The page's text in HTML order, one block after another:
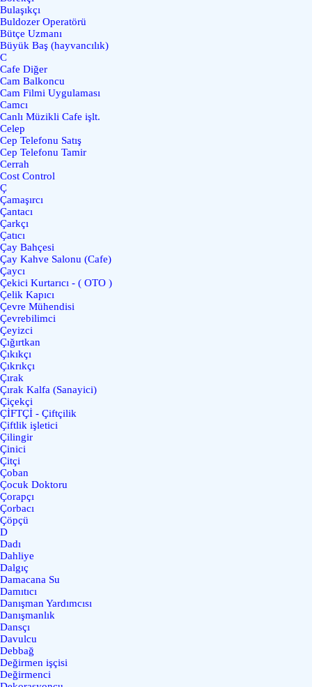
Bulaşıkçı
Buldozer Operatörü
Bütçe Uzmanı
Büyük Baş (hayvancılık)
C
Cafe Diğer
Cam Balkoncu
Cam Filmi Uygulaması
Camcı
Canlı Müzikli Cafe işlt.
Celep
Cep Telefonu Satış
Cep Telefonu Tamir
Cerrah
Cost Control
Ç
Çamaşırcı
Çantacı
Çarkçı
Çatıcı
Çay Bahçesi
Çay Kahve Salonu (Cafe)
Çaycı
Çekici Kurtarıcı - ( OTO )
Çelik Kapıcı
Çevre Mühendisi
Çevrebilimci
Çeyizci
Çığırtkan
Çıkıkçı
Çıkrıkçı
Çırak
Çırak Kalfa (Sanayici)
Çiçekçi
ÇİFTÇİ - Çiftçilik
Çiftlik işletici
Çilingir
Çinici
Çitçi
Çoban
Çocuk Doktoru
Çorapçı
Çorbacı
Çöpçü
D
Dadı
Dahliye
Dalgıç
Damacana Su
Damıtıcı
Danışman Yardımcısı
Danışmanlık
Dansçı
Davulcu
Debbağ
Değirmen işçisi
Değirmenci